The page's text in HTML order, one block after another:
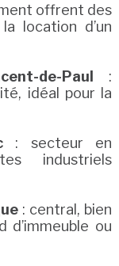
offrent des
location d’un
de-Paul :
idéal pour la
: secteur en
industriels
: central, bien
d’immeuble ou